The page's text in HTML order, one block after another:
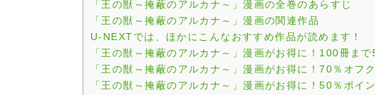
「王の獣～掩蔽のアルカナ～」漫画の全巻のあらすじ
「王の獣～掩蔽のアルカナ～」漫画の関連作品
U-NEXTでは、ほかにこんなおすすめ作品が読めます！
「王の獣～掩蔽のアルカナ～」漫画がお得に！100冊ま
「王の獣～掩蔽のアルカナ～」漫画がお得に！70％オフ
「王の獣～掩蔽のアルカナ～」漫画がお得に！50％ポイ